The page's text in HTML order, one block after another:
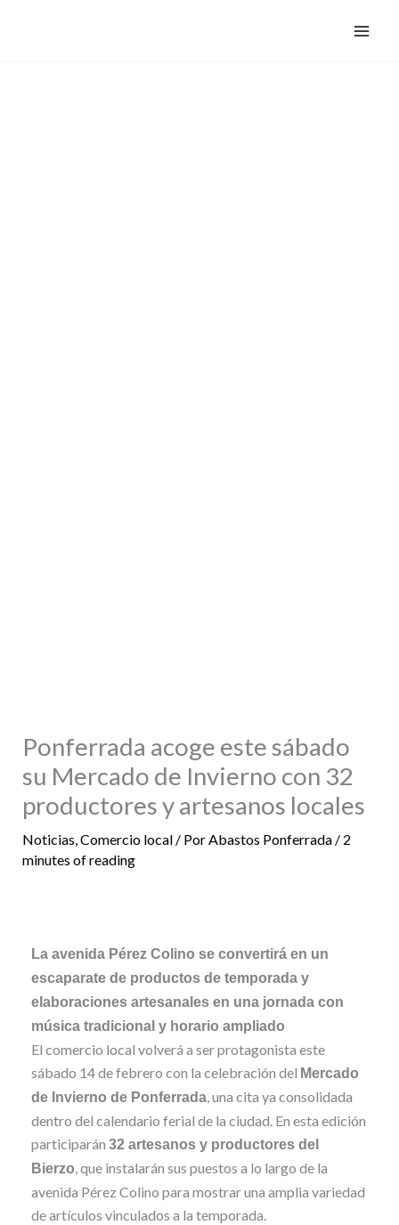
Ponferrada acoge este sábado
su Mercado de Invierno con 32
productores y artesanos locales
Noticias,Comercio local/ PorAbastos Ponferrada / 2
minutes of reading
La avenida Pérez Colino se convertirá en un
escaparate de productos de temporada y
elaboraciones artesanales en una jornada con
música tradicional y horario ampliado
El comercio local volverá a ser protagonista este
sábado 14 de febrero con la celebración del Mercado
de Invierno de Ponferrada, una cita ya consolidada
dentro del calendario ferial de la ciudad. En esta edición
participarán 32 artesanos y productores del
Bierzo, que instalarán sus puestos a lo largo de la
avenida Pérez Colino para mostrar una amplia variedad
de artículos vinculados a la temporada.